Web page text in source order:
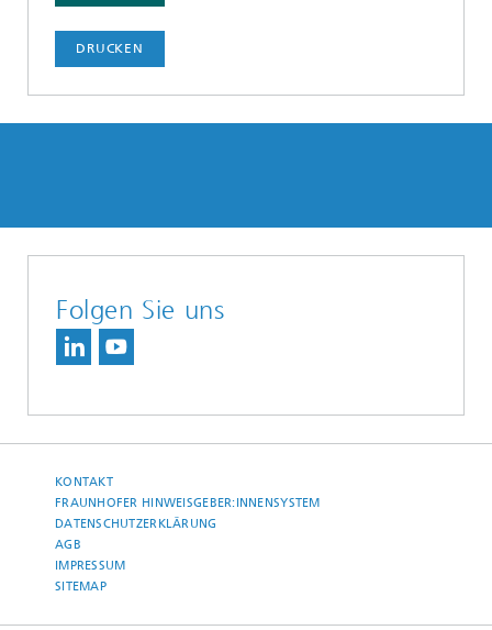
DRUCKEN
Folgen Sie uns
KONTAKT
FRAUNHOFER HINWEISGEBER:INNENSYSTEM
DATENSCHUTZERKLÄRUNG
AGB
IMPRESSUM
SITEMAP